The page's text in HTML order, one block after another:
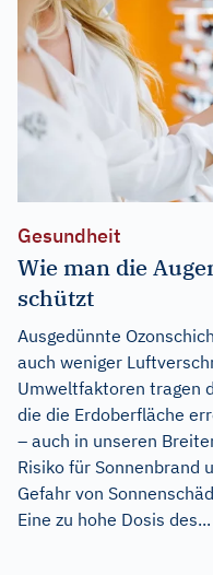
Gesundheit
Wie man die
schützt
Ausgedünnte
auch weniger
Umweltfaktoren tragen
die die Erdoberfläche
– auch in unseren
Risiko für Sonnenbrand
Gefahr von
Eine zu hohe Dosis des...